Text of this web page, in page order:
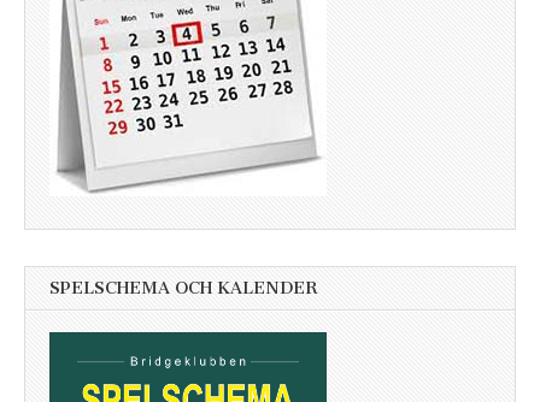
SPELSCHEMA OCH KALENDER